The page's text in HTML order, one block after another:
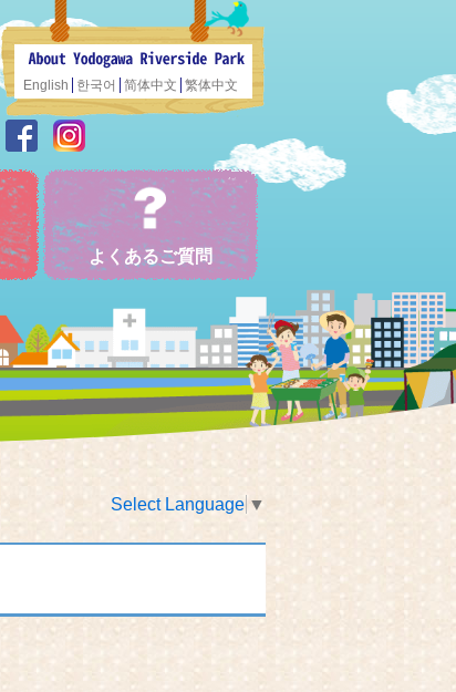
English 한국어 简体中文 繁体中文
よくあるご質問
Select Language ▼